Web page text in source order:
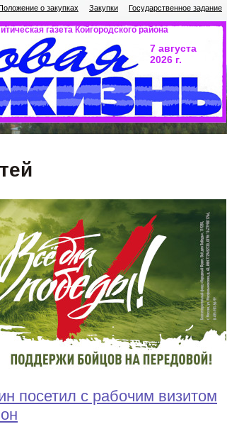
о закупках Закупки Государственное задание
газета Койгородского района
7 августа
2026 г.
посетил с рабочим визитом